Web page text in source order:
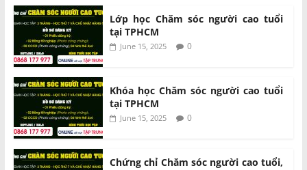
Lớp học Chăm sóc người cao tuổi
tại TPHCM
June 15, 2025 0
Khóa học Chăm sóc người cao tuổi
tại TPHCM
June 15, 2025 0
Chứng chỉ Chăm sóc người cao tuổi,